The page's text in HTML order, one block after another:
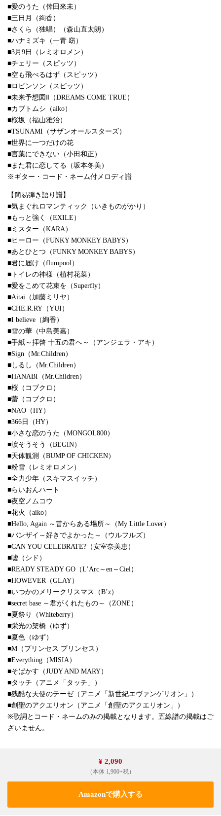
■愛のうた（倖田來未）
■三日月（絢香）
■さくら（独唱）（森山直太朗）
■ハナミズキ（一青 窈）
■3月9日（レミオロメン）
■チェリー（スピッツ）
■空も飛べるはず（スピッツ）
■ロビンソン（スピッツ）
■未来予想図Ⅱ（DREAMS COME TRUE）
■カブトムシ（aiko）
■桜坂（福山雅治）
■TSUNAMI（サザンオールスターズ）
■世界に一つだけの花
■言葉にできない（小田和正）
■また君に恋してる（坂本冬美）
※ギター・コード・ネーム付メロディ譜
【簡易弾き語り譜】
■気まぐれロマンティック（いきものがかり）
■もっと強く（EXILE）
■ミスター（KARA）
■ヒーロー（FUNKY MONKEY BABYS）
■あとひとつ（FUNKY MONKEY BABYS）
■君に届け（flumpool）
■トイレの神様（植村花菜）
■愛をこめて花束を（Superfly）
■Aitai（加藤ミリヤ）
■CHE.R.RY（YUI）
■I believe（絢香）
■雪の華（中島美嘉）
■手紙～拝啓 十五の君へ～（アンジェラ・アキ）
■Sign（Mr.Children）
■しるし（Mr.Children）
■HANABI（Mr.Children）
■桜（コブクロ）
■蕾（コブクロ）
■NAO（HY）
■366日（HY）
■小さな恋のうた（MONGOL800）
■涙そうそう（BEGIN）
■天体観測（BUMP OF CHICKEN）
■粉雪（レミオロメン）
■全力少年（スキマスイッチ）
■らいおんハート
■夜空ノムコウ
■花火（aiko）
■Hello, Again ～昔からある場所～（My Little Lover）
■バンザイ～好きでよかった～（ウルフルズ）
■CAN YOU CELEBRATE?（安室奈美恵）
■嘘（シド）
■READY STEADY GO（L’Arc～en～Ciel）
■HOWEVER（GLAY）
■いつかのメリークリスマス（B’z）
■secret base ～君がくれたもの～（ZONE）
■夏祭り（Whiteberry）
■栄光の架橋（ゆず）
■夏色（ゆず）
■M（プリンセス プリンセス）
■Everything（MISIA）
■そばかす（JUDY AND MARY）
■タッチ（アニメ「タッチ」）
■残酷な天使のテーゼ（アニメ「新世紀エヴァンゲリオン」）
■創聖のアクエリオン（アニメ「創聖のアクエリオン」）
※歌詞とコード・ネームのみの掲載となります。五線譜の掲載はご
ざいません。
¥ 2,090
（本体 1,900+税）
Amazonで購入する